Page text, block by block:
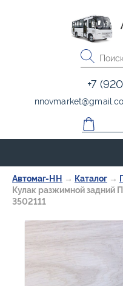
Автомаг-НН → Каталог →
Кулак разжимной задний
3502111
+7
nnovmarket@